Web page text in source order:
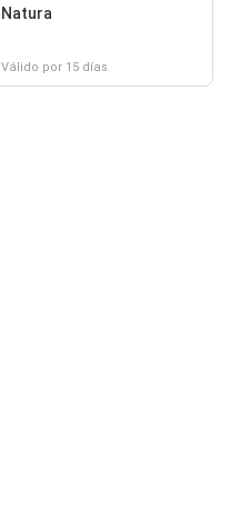
Natura
Válido por 15 días